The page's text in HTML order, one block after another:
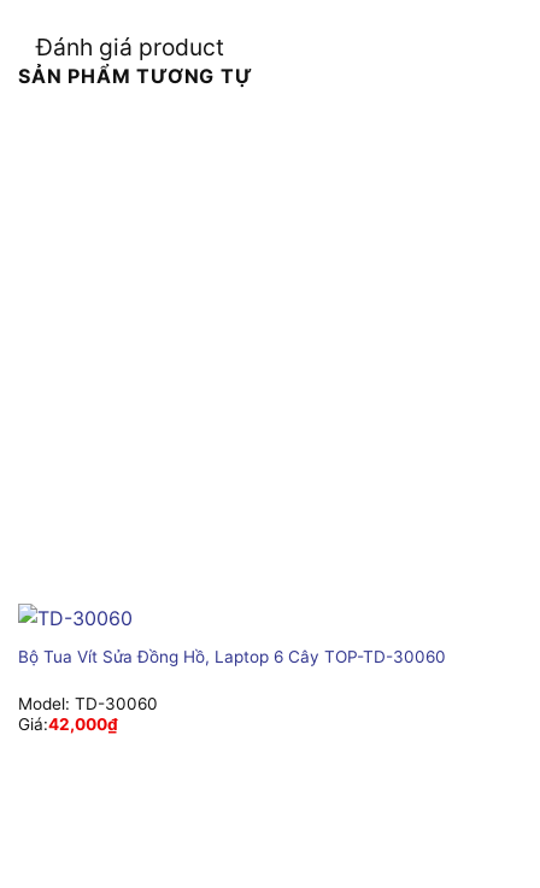
Đánh giá product
SẢN PHẨM TƯƠNG TỰ
Bộ Tua Vít Sửa Đồng Hồ, Laptop 6 Cây TOP-TD-30060
Model: TD-30060
Giá:42,000₫